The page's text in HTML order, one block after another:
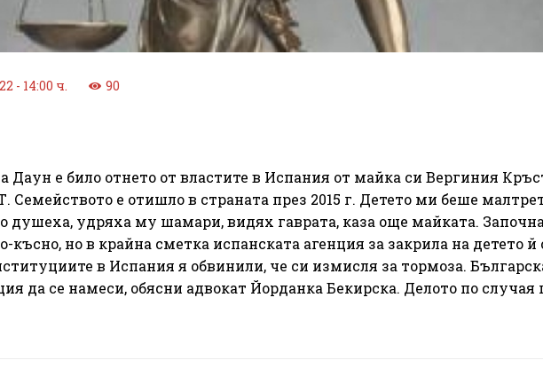
- 14:00 ч. 90
Даун е било отнето от властите в Испания от майка си Вергиния
Семейството е отишло в страната през 2015 г. Детето ми беше
душеха, удряха му шамари, видях гаврата, каза още майката.
късно, но в крайна сметка испанската агенция за закрила на детето й
в Испания я обвинили, че си измисля за тормоза.
да се намеси, обясни адвокат Йорданка Бекирска. Делото по случая